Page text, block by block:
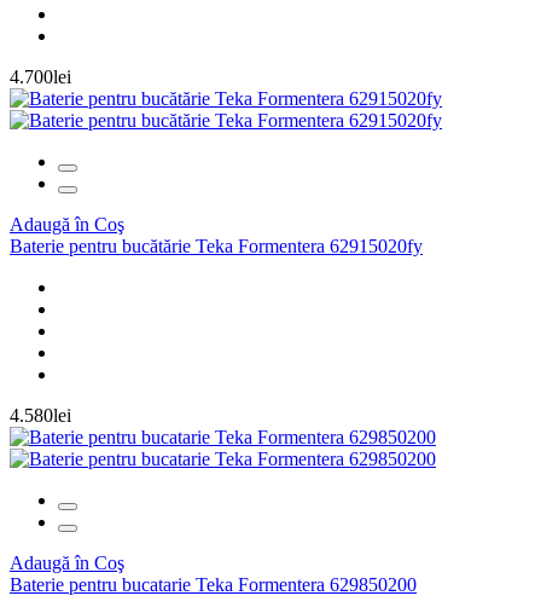
4.700lei
Adaugă în Coş
Baterie pentru bucătărie Teka Formentera 62915020fy
4.580lei
Adaugă în Coş
Baterie pentru bucatarie Teka Formentera 629850200